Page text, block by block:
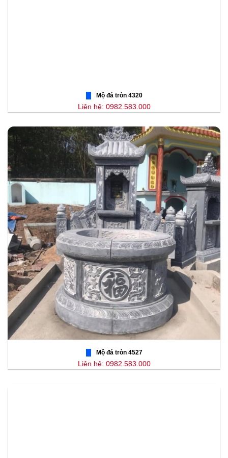
Mộ đá tròn 4320
Liên hệ: 0982.583.000
Mộ đá tròn 4527
Liên hệ: 0982.583.000